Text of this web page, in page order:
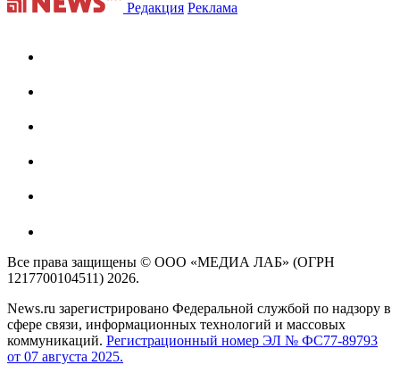
Редакция Реклама
Все права защищены © ООО «МЕДИА ЛАБ» (ОГРН
1217700104511) 2026.
News.ru зарегистрировано Федеральной службой по надзору в
сфере связи, информационных технологий и массовых
коммуникаций. Регистрационный номер ЭЛ № ФС77-89793
от 07 августа 2025.